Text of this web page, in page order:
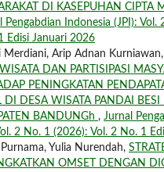
DI KASEPUHAN CIPTA
Pengabdian Indonesia (JPI): Vol.
Edisi Januari 2026
Merdiani, Arip Adnan Kurniawan,
DAN PARTISIPASI
PENINGKATAN
DI DESA WISATA PANDAI
BANDUNGh , Jurnal
2 No. 1 (2026): Vol. 2 No. 1
Purnama, Yulia Nurendah,
OMSET DENGAN